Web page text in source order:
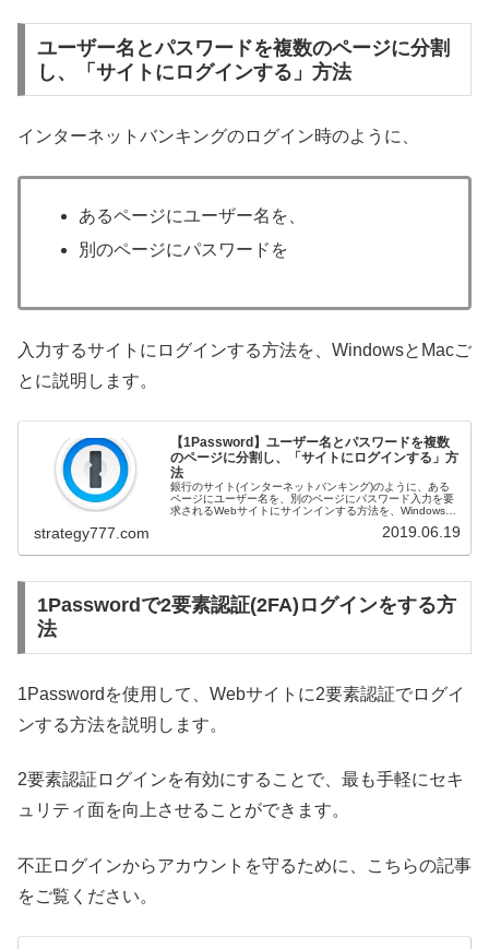
ユーザー名とパスワードを複数のページに分割
し、「サイトにログインする」方法
インターネットバンキングのログイン時のように、
あるページにユーザー名を、
別のページにパスワードを
入力するサイトにログインする方法を、WindowsとMacご
とに説明します。
【1Password】ユーザー名とパスワードを複数
のページに分割し、「サイトにログインする」方
法
銀行のサイト(インターネットバンキング)のように、ある
ページにユーザー名を、別のページにパスワード入力を要
求されるWebサイトにサインインする方法を、Windowsと
strategy777.com 2019.06.19
1Passwordで2要素認証(2FA)ログインをする方
法
1Passwordを使用して、Webサイトに2要素認証でログイ
ンする方法を説明します。
2要素認証ログインを有効にすることで、最も手軽にセキ
ュリティ面を向上させることができます。
不正ログインからアカウントを守るために、こちらの記事
をご覧ください。